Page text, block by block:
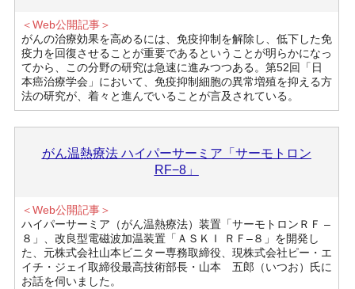
＜Web公開記事＞
がんの治療効果を高めるには、免疫抑制を解除し、低下した免
疫力を回復させることが重要であるということが明らかになっ
てから、この分野の研究は急速に進みつつある。第52回「日
本癌治療学会」において、免疫抑制細胞の異常増殖を抑える方
法の研究が、着々と進んでいることが言及されている。
がん温熱療法 ハイパーサーミア「サーモトロン
RF−8」
＜Web公開記事＞
ハイパーサーミア（がん温熱療法）装置「サーモトロンＲＦ –
８」、改良型電磁波加温装置「ＡＳＫＩ ＲＦ–８」を開発し
た、元株式会社山本ビニター専務取締役、現株式会社ピー・エ
イチ・ジェイ取締役最高技術部長・山本 五郎（いつお）氏に
お話を伺いました。